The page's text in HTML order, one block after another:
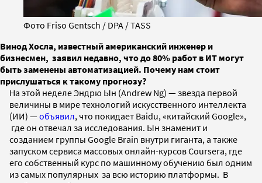
Фото Friso Gentsch / DPA / TASS
Винод Хосла, известный американский инженер и
бизнесмен, заявил недавно, что до 80% работ в ИТ могут
быть заменены автоматизацией. Почему нам стоит
прислушаться к такому прогнозу?
На этой неделе Эндрю Ын (Andrew Ng) —звезда первой
величины в мире технологий искусственного интеллекта
(ИИ) —объявил, что покидает Baidu, «китайский Google»,
где он отвечал за исследования. Ын знаменит и
созданием группы Google Brain внутри гиганта, а также
запуском сервиса массовых онлайн-курсов Сoursera, где
его собственный курс по машинному обучению был одним
из самых популярных за всю историю платформы. В